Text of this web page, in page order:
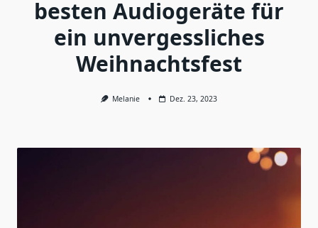
besten Audiogeräte für
ein unvergessliches
Weihnachtsfest
Melanie Dez. 23, 2023